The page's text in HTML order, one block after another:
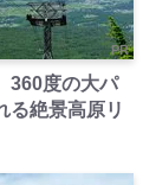
PR
360度の大パ
る絶景高原リ